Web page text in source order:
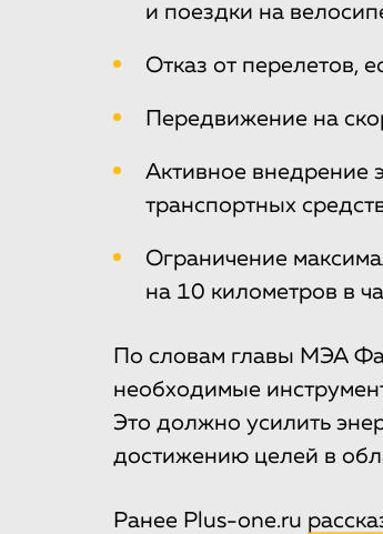
и поездки на
Отказ от перелетов,
Передвижение на
Активное внедрение
транспортных
Ограничение
на 10 километров в
По словам главы МЭА
необходимые
Это должно усилить
достижению целей в
Ранее Plus-one.ru